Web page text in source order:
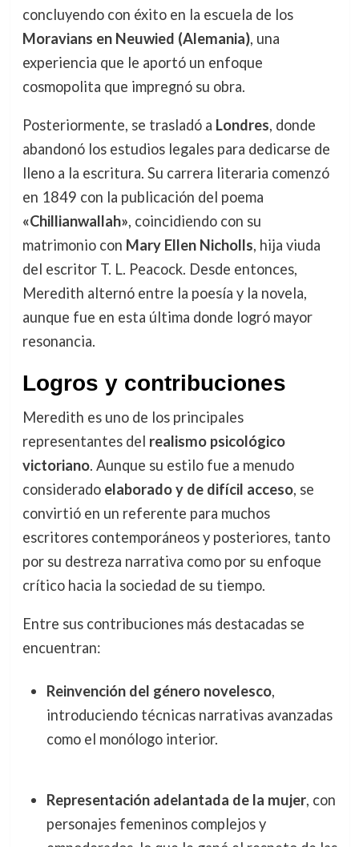
concluyendo con éxito en la escuela de los
Moravians en Neuwied (Alemania), una
experiencia que le aportó un enfoque
cosmopolita que impregnó su obra.
Posteriormente, se trasladó a Londres, donde
abandonó los estudios legales para dedicarse de
lleno a la escritura. Su carrera literaria comenzó
en 1849 con la publicación del poema
«Chillianwallah», coincidiendo con su
matrimonio con Mary Ellen Nicholls, hija viuda
del escritor T. L. Peacock. Desde entonces,
Meredith alternó entre la poesía y la novela,
aunque fue en esta última donde logró mayor
resonancia.
Logros y contribuciones
Meredith es uno de los principales
representantes del realismo psicológico
victoriano. Aunque su estilo fue a menudo
considerado elaborado y de difícil acceso, se
convirtió en un referente para muchos
escritores contemporáneos y posteriores, tanto
por su destreza narrativa como por su enfoque
crítico hacia la sociedad de su tiempo.
Entre sus contribuciones más destacadas se
encuentran:
Reinvención del género novelesco,
introduciendo técnicas narrativas avanzadas
como el monólogo interior.
Representación adelantada de la mujer, con
personajes femeninos complejos y